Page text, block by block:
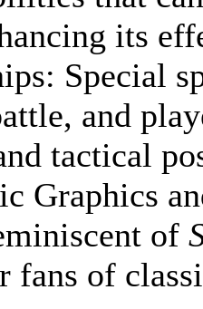
its
Special
and
tactical
Graphics
of
fans of